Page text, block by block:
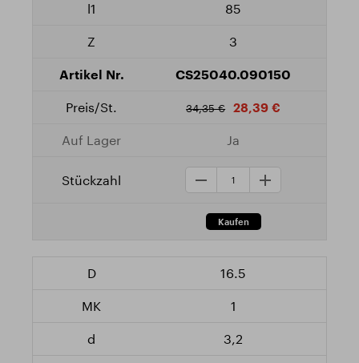
85
3
CS25040.090150
34,35 € 28,39 €
Ja
16.5
1
3,2